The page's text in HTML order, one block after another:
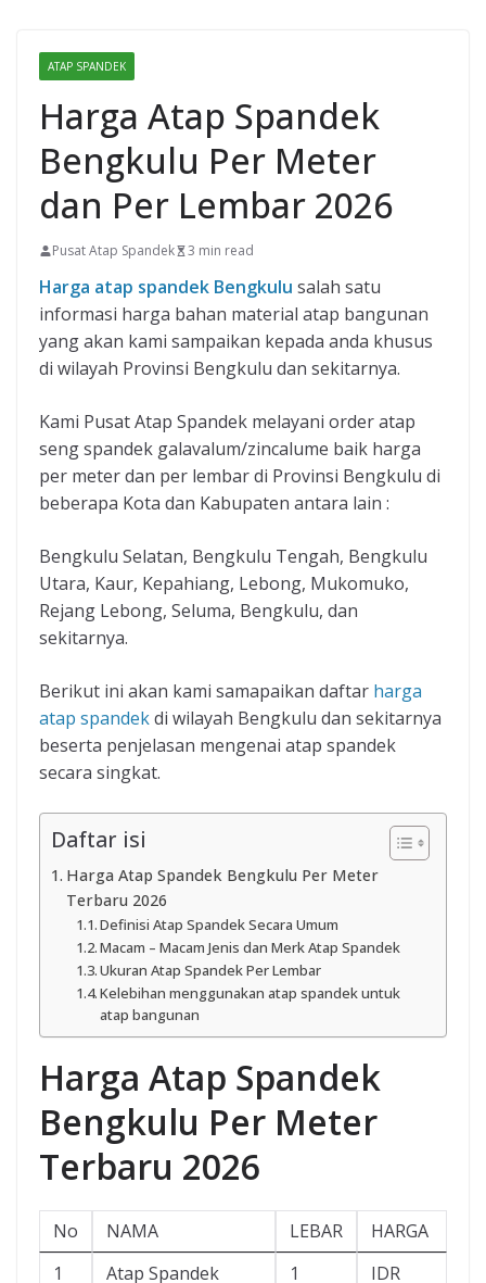
ATAP SPANDEK
Harga Atap Spandek
Bengkulu Per Meter
dan Per Lembar 2026
Pusat Atap Spandek 3 min read
Harga atap spandek Bengkulu salah satu
informasi harga bahan material atap bangunan
yang akan kami sampaikan kepada anda khusus
di wilayah Provinsi Bengkulu dan sekitarnya.
Kami Pusat Atap Spandek melayani order atap
seng spandek galavalum/zincalume baik harga
per meter dan per lembar di Provinsi Bengkulu di
beberapa Kota dan Kabupaten antara lain :
Bengkulu Selatan, Bengkulu Tengah, Bengkulu
Utara, Kaur, Kepahiang, Lebong, Mukomuko,
Rejang Lebong, Seluma, Bengkulu, dan
sekitarnya.
Berikut ini akan kami samapaikan daftar harga
atap spandekdi wilayah Bengkulu dan sekitarnya
beserta penjelasan mengenai atap spandek
secara singkat.
Daftar isi
Harga Atap Spandek Bengkulu Per Meter
Terbaru 2026
Definisi Atap Spandek Secara Umum
Macam – Macam Jenis dan Merk Atap Spandek
Ukuran Atap Spandek Per Lembar
Kelebihan menggunakan atap spandek untuk
atap bangunan
Harga Atap Spandek
Bengkulu Per Meter
Terbaru 2026
No NAMA LEBAR
HARGA
1
Atap Spandek
1
IDR